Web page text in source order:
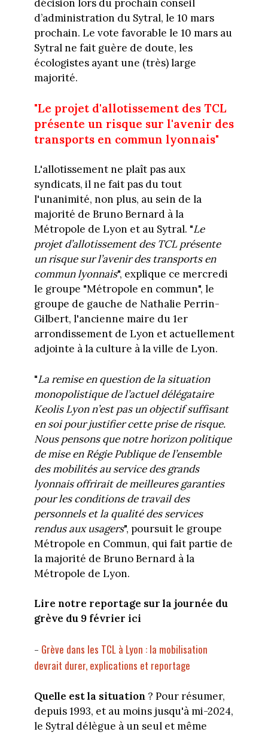
décision lors du prochain conseil
d’administration du Sytral, le 10 mars
prochain. Le vote favorable le 10 mars au
Sytral ne fait guère de doute, les
écologistes ayant une (très) large
majorité.
"Le projet d'allotissement des TCL
présente un risque sur l'avenir des
transports en commun lyonnais"
L'allotissement ne plaît pas aux
syndicats, il ne fait pas du tout
l'unanimité, non plus, au sein de la
majorité de Bruno Bernard à la
Métropole de Lyon et au Sytral. "Le
projet d’allotissement des TCL présente
un risque sur l’avenir des transports en
commun lyonnais", explique ce mercredi
le groupe "Métropole en commun", le
groupe de gauche de Nathalie Perrin-
Gilbert, l'ancienne maire du 1er
arrondissement de Lyon et actuellement
adjointe à la culture à la ville de Lyon.
"La remise en question de la situation
monopolistique de l’actuel délégataire
Keolis Lyon n’est pas un objectif suffisant
en soi pour justifier cette prise de risque.
Nous pensons que notre horizon politique
de mise en Régie Publique de l’ensemble
desmobilités au service des grands
lyonnais offrirait de meilleures garanties
pour les conditions de travail des
personnels et la qualité des services
rendus aux usagers", poursuit le groupe
Métropole en Commun, qui fait partie de
la majorité de Bruno Bernard à la
Métropole de Lyon.
Lire notre reportage sur la journée du
grève du 9 février ici
- Grève dans les TCL à Lyon : la mobilisation
devrait durer, explications et reportage
Quelle est la situation ? Pour résumer,
depuis 1993, et au moins jusqu'à mi-2024,
le Sytral délègue à un seul et même